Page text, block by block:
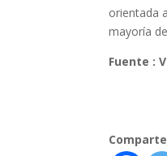
orientada
mayoría
Fuente :